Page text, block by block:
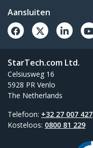
Aansluiten
StarTech.com Ltd.
Celsiusweg 16
5928 PR Venlo
The Netherlands
Telefoon: +32 27 007 427
Kosteloos: 0800 81 229